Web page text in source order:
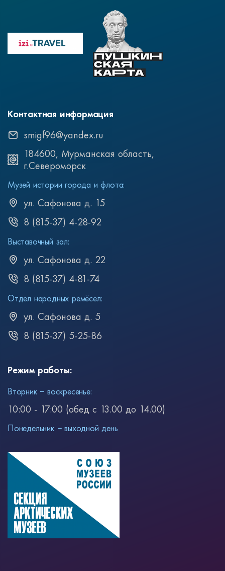
Контактная информация
smigf96@yandex.ru
184600, Мурманская область,
г.Североморск
Музей истории города и флота:
ул. Сафонова д. 15
8 (815-37) 4-28-92
Выставочный зал:
ул. Сафонова д. 22
8 (815-37) 4-81-74
Отдел народных ремёсел:
ул. Сафонова д. 5
8 (815-37) 5-25-86
Режим работы:
Вторник − воскресенье:
10:00 - 17:00 (обед с 13.00 до 14.00)
Понедельник − выходной день